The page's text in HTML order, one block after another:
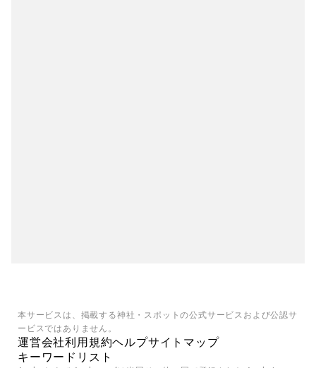
本サービスは、掲載する神社・スポットの公式サービスおよび公認サ
ービスではありません。
運営会社利用規約ヘルプサイトマップ
キーワードリスト